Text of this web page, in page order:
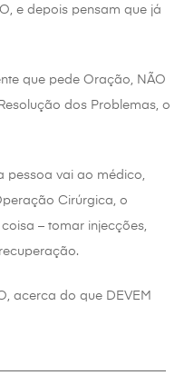
e depois pensam que já
que pede Oração, NÃO
dos Problemas, o
pessoa vai ao médico,
Cirúrgica, o
– tomar injecções,
acerca do que DEVEM